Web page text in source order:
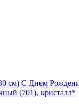
см) С Днем
(701), кристалл*